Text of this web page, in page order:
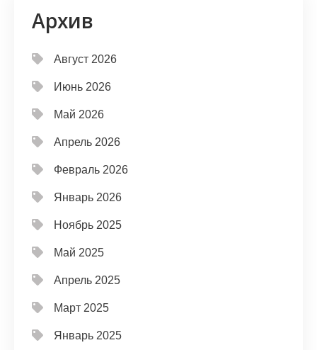
Архив
Август 2026
Июнь 2026
Май 2026
Апрель 2026
Февраль 2026
Январь 2026
Ноябрь 2025
Май 2025
Апрель 2025
Март 2025
Январь 2025